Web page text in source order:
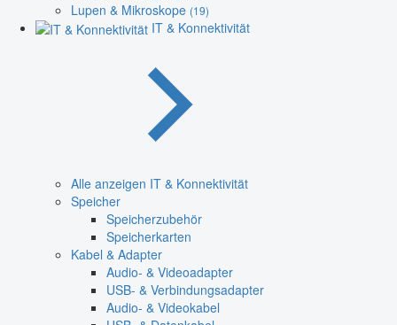
Lupen & Mikroskope (19)
IT & Konnektivität
Alle anzeigen IT & Konnektivität
Speicher
Speicherzubehör
Speicherkarten
Kabel & Adapter
Audio- & Videoadapter
USB- & Verbindungsadapter
Audio- & Videokabel